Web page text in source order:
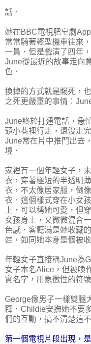
話．
她在BBC電視肥皂劇
常常騎著輕型機車往來
一員．但是戲演了四年
June從最近的故事走向
色．
換掉的方式就是賜死，
之死更嚴重的事情：
June終於打通電話，急
頭小巷裡行走，還沒走
June常在片中推門出去
境．
家裡有一個年輕女子，
衣，穿著極短的半透明
衣，不太像居家服，倒
衣．這個樣式穿在小女
上，可以稱她可愛，但
女孩身上，又微微混合
色感．客廳滿是她收藏
娃，如同她本身是個被
年輕女子直接稱June為
女子本名Alice，但被喚
實名字，用象徵性的符號
George像男子一樣雙腿
釋．Childie安撫她不要
們的互動，搞不清楚這
第一個電視片段出現，